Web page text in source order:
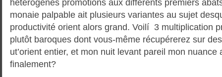
hétérogènes promotions aux différents premiers
monaie palpable ait plusieurs variantes au sujet
productivité orient alors grand. Voilí 3 multiplication
plutôt baroques dont vous-même récupérerez sur
ut’orient entier, et mon nuit levant pareil mon nuance
finalement?